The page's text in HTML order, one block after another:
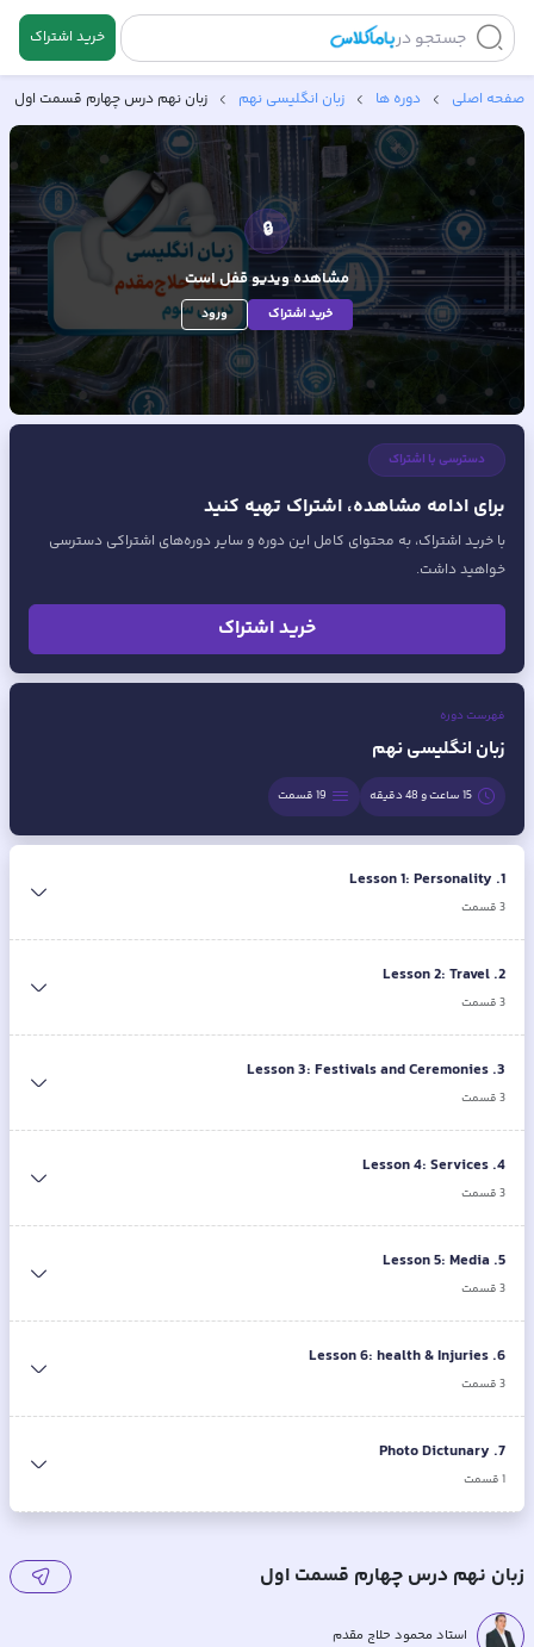
جستجو در خرید اشتراک
صفحه اصلی دوره ها زبان انگلیسی نهم زبان نهم درس چهارم قسمت اول
🔒
مشاهده ویدیوقفل است
خرید اشتراک ورود
دسترسی با اشتراک
برای ادامه مشاهده، اشتراک تهیه کنید
با خرید اشتراک، به محتوای کامل این دوره و سایر دوره‌های اشتراکی دسترسی
خواهید داشت.
خرید اشتراک
فهرست دوره
زبان انگلیسی نهم
15 ساعت و 48 دقیقه 19قسمت
1
.
Lesson 1: Personality
3قسمت
2
.
Lesson 2: Travel
3قسمت
3
.
Lesson 3: Festivals and Ceremonies
3قسمت
4
.
Lesson 4: Services
3قسمت
5
.
Lesson 5: Media
3قسمت
6
.
Lesson 6: health & Injuries
3قسمت
7
.
Photo Dictunary
1قسمت
زبان نهم درس چهارم قسمت اول
استاد محمود حلاج مقدم